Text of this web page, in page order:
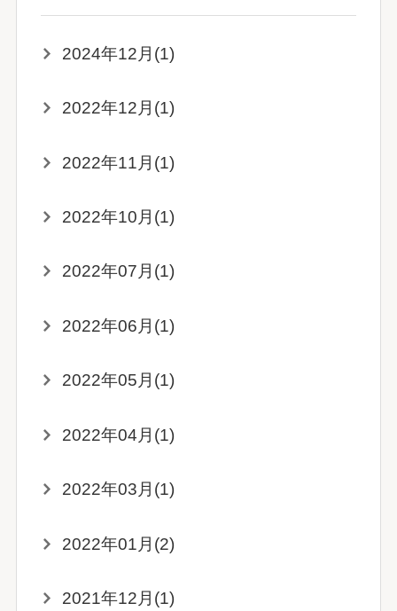
2024年12月(1)
2022年12月(1)
2022年11月(1)
2022年10月(1)
2022年07月(1)
2022年06月(1)
2022年05月(1)
2022年04月(1)
2022年03月(1)
2022年01月(2)
2021年12月(1)